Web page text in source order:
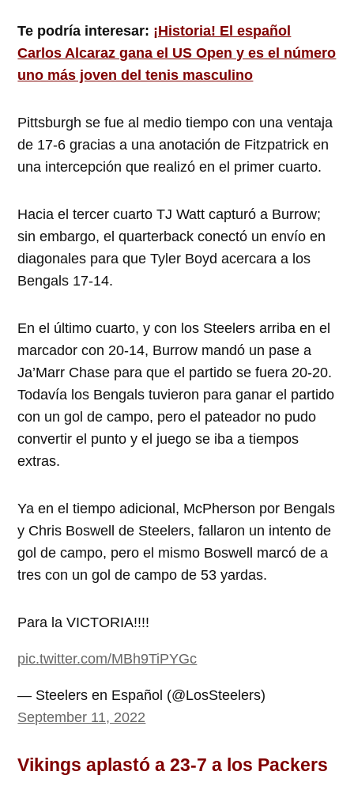
Te podría interesar: ¡Historia! El español
Carlos Alcaraz gana el US Open y es el número
uno más joven del tenis masculino
Pittsburgh se fue al medio tiempo con una ventaja
de 17-6 gracias a una anotación de Fitzpatrick en
una intercepción que realizó en el primer cuarto.
Hacia el tercer cuarto TJ Watt capturó a Burrow;
sin embargo, el quarterback conectó un envío en
diagonales para que Tyler Boyd acercara a los
Bengals 17-14.
En el último cuarto, y con los Steelers arriba en el
marcador con 20-14, Burrow mandó un pase a
Ja’Marr Chase para que el partido se fuera 20-20.
Todavía los Bengals tuvieron para ganar el partido
con un gol de campo, pero el pateador no pudo
convertir el punto y el juego se iba a tiempos
extras.
Ya en el tiempo adicional, McPherson por Bengals
y Chris Boswell de Steelers, fallaron un intento de
gol de campo, pero el mismo Boswell marcó de a
tres con un gol de campo de 53 yardas.
Para la VICTORIA!!!!
pic.twitter.com/MBh9TiPYGc
— Steelers en Español (@LosSteelers)
September 11, 2022
Vikings aplastó a 23-7 a los Packers